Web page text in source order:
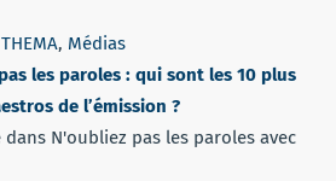
, Médias
les paroles : qui sont les 10 plus
de l’émission ?
N'oubliez pas les paroles avec